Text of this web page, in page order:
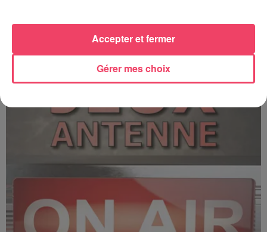
C'est plus ou c'est moins ? - 17 06 2026
Gérer mes choix
Accepter et fermer